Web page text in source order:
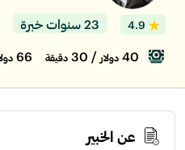
4.9 23 سنوات خبرة
40 دولار / 30 دقيقة
عن الخبير